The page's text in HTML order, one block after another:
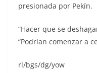
presionada por Pekín.
“Hacer que se
“Podrían comenzar a
rl/bgs/dg/yow